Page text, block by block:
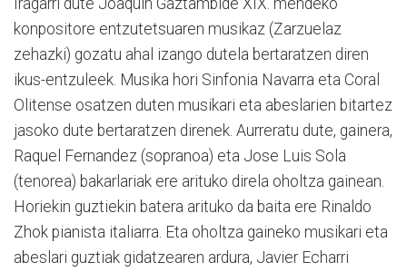
konpositore entzutetsuaren musikaz (Zarzuelaz
zehazki) gozatu ahal izango dutela bertaratzen diren
ikus-entzuleek. Musika hori Sinfonia Navarra eta Coral
Olitense osatzen duten musikari eta abeslarien bitartez
jasoko dute bertaratzen direnek. Aurreratu dute, gainera,
Raquel Fernandez (sopranoa) eta Jose Luis Sola
(tenorea) bakarlariak ere arituko direla oholtza gainean.
Horiekin guztiekin batera arituko da baita ere Rinaldo
Zhok pianista italiarra. Eta oholtza gaineko musikari eta
abeslari guztiak gidatzearen ardura, Javier Echarri